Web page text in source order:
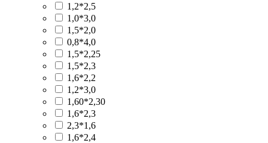
1,2*2,5
1,0*3,0
1,5*2,0
0,8*4,0
1,5*2,25
1,5*2,3
1,6*2,2
1,2*3,0
1,60*2,30
1,6*2,3
2,3*1,6
1,6*2,4